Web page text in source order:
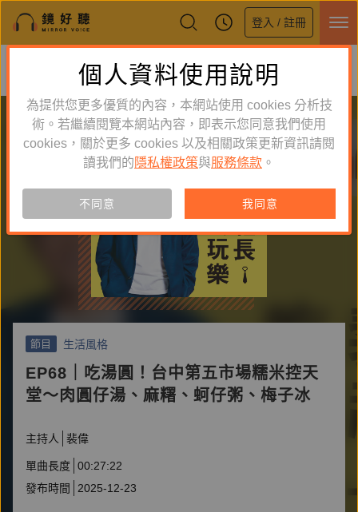
登入 / 註冊
鏡好聽全新APP上線
體驗全面升級，即刻下載
節目 生活風格
EP68｜吃湯圓！台中第五市場糯米控天
堂～肉圓仔湯、麻糬、蚵仔粥、梅子冰
主持人 裴偉
單曲長度 00:27:22
發布時間
2025-12-23
個人資料使用說明
為提供您更多優質的內容，本網站使用 cookies 分析技
術。若繼續閱覽本網站內容，即表示您同意我們使用
cookies，關於更多 cookies 以及相關政策更新資訊請閱
讀我們的 隱私權政策與服務條款 。
不同意 我同意